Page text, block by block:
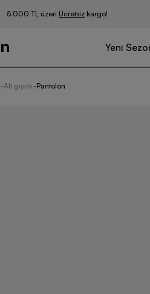
5.000 TL üzeri Ücretsiz kargo!
Yeni
-Alt giyim-Pantolon